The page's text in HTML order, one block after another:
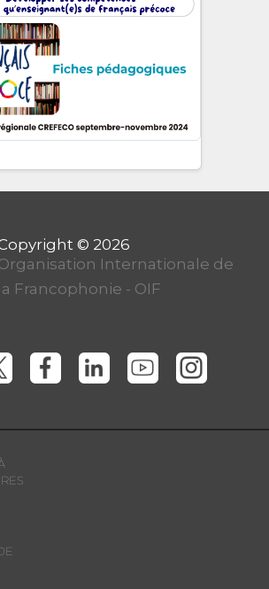
Internationale de
la Francophonie - OIF